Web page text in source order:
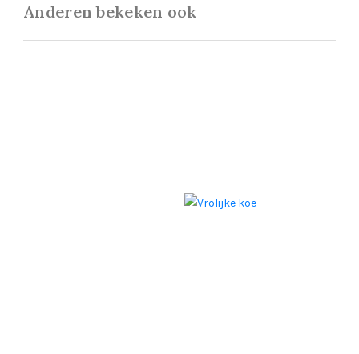
Anderen bekeken ook